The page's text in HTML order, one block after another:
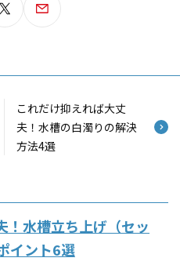
これだけ抑えれば大丈
夫！水槽の白濁りの解決
方法4選
！水槽立ち上げ（セッ
イント6選